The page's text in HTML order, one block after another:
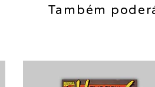
Também